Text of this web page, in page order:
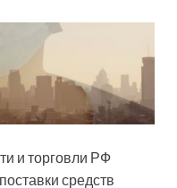
и торговли РФ
средств